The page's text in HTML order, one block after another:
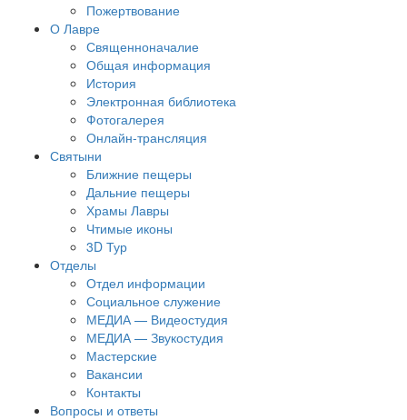
Пожертвование
О Лавре
Священноначалие
Общая информация
История
Электронная библиотека
Фотогалерея
Онлайн-трансляция
Святыни
Ближние пещеры
Дальние пещеры
Храмы Лавры
Чтимые иконы
3D Тур
Отделы
Отдел информации
Социальное служение
МЕДИА — Видеостудия
МЕДИА — Звукостудия
Мастерские
Вакансии
Контакты
Вопросы и ответы